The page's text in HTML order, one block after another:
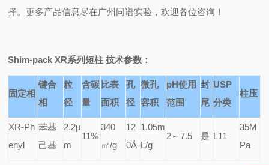
择。更多产品信息尽在广州同谱实验，欢迎各位咨询！
Shim-pack XR系列短柱 技术参数：
固定相
键合
相
粒
径
含碳
量
比表
面积
孔
径
微孔
容积
pH使用
范围
封
尾
USP
分类
柱压
XR-Ph
enyl
苯基
己基
2.2μ
m
11%
340
㎡/g
12
0Å
1.05m
L/g
2～7.5 是 L11
35M
Pa